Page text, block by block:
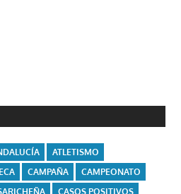
ATLETISMO
CAMPAÑA
CAMPEONATO
CASOS POSITIVOS